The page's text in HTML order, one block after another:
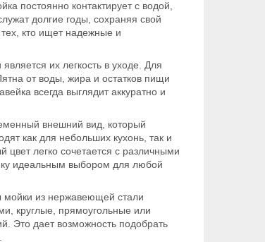
постоянно контактирует с водой,
долгие годы, сохраняя свой
кто ищет надежные и
их легкость в уходе. Для
от воды, жира и остатков пищи
всегда выглядит аккуратно и
внешний вид, который
как для небольших кухонь, так и
легко сочетается с различными
идеальным выбором для любой
мойки из нержавеющей стали
круглые, прямоугольные или
Это дает возможность подобрать